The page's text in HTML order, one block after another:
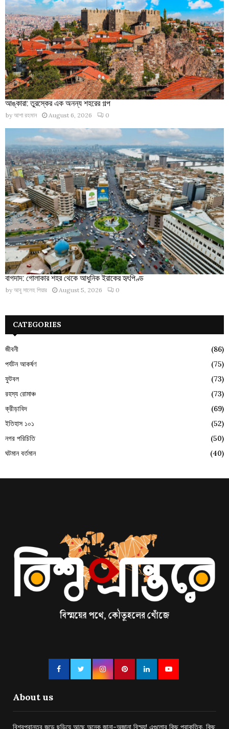
আঙ্কারা: তুরস্কের এক অনন্য শহরের গল্প
by আশা রহমান August 6, 2026 0
বাগদাদ: গোলাকার শহর থেকে আধুনিক ইরাকের হৃৎপিণ্ড
by আবু সালেহ পিয়ার August 5, 2026 0
CATEGORIES
জীবনী
(86)
পর্যটন আকর্ষণ
(75)
ফুটবল
(73)
রহস্য রোমাঞ্চ
(73)
ক্রীড়াবিদ
(69)
ইতিহাস ১০১
(52)
নগর পরিচিতি
(50)
ঘটমান বর্তমান
(40)
About us
বিশ্বপ্রান্তর জুড়ে ছড়িয়ে আছে অনেক জানা-অজানা বিস্ময়! এগুলোর কিছু প্রাকৃতিক, কিছু